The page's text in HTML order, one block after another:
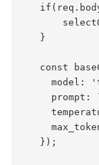
   }
const
model:
prompt:
   });